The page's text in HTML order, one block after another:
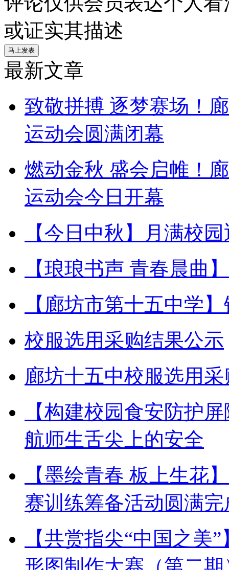
或证实其描述
最新文章
致敬拼搏 逐梦赛场！
运动会圆满闭幕
燃动金秋 盛会启帷！
运动会今日开幕
【今日中秋】月满校
【琅琅书声 青春晨曲
【廊坊市第十五中学
校服选用采购结果公示
廊坊十五中校服选用
【构建校园食安防护
航师生舌尖上的安全
【墨绘青春 板上生花
赛训练筹备活动圆满完
【共赏指尖“中国之美